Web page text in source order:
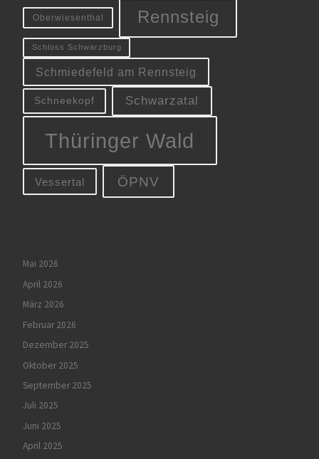
Oberwiesenthal Rennsteig
Schloss Schwarzburg
Schmiedefeld am Rennsteig
Schneekopf Schwarzatal
Thüringer Wald
Vessertal ÖPNV
Mai 2026
April 2026
März 2026
Februar 2026
Dezember 2025
Oktober 2025
September 2025
Juli 2025
Juni 2025
April 2025